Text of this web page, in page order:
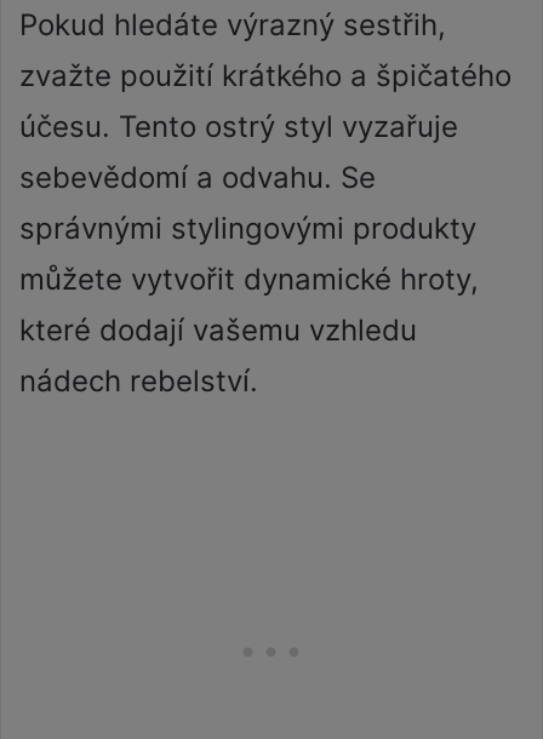
Pokud hledáte výrazný sestřih,
zvažte použití krátkého a špičatého
účesu. Tento ostrý styl vyzařuje
sebevědomí a odvahu. Se
správnými stylingovými produkty
můžete vytvořit dynamické hroty,
které dodají vašemu vzhledu
nádech rebelství.